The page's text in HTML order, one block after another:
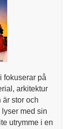
fokuserar på
arkitektur
är stor och
med sin
utrymme i en